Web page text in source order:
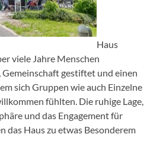
Haus
viele Jahre Menschen
Gemeinschaft gestiftet und einen
sich Gruppen wie auch Einzelne
fühlten. Die ruhige Lage,
und das Engagement für
das Haus zu etwas Besonderem